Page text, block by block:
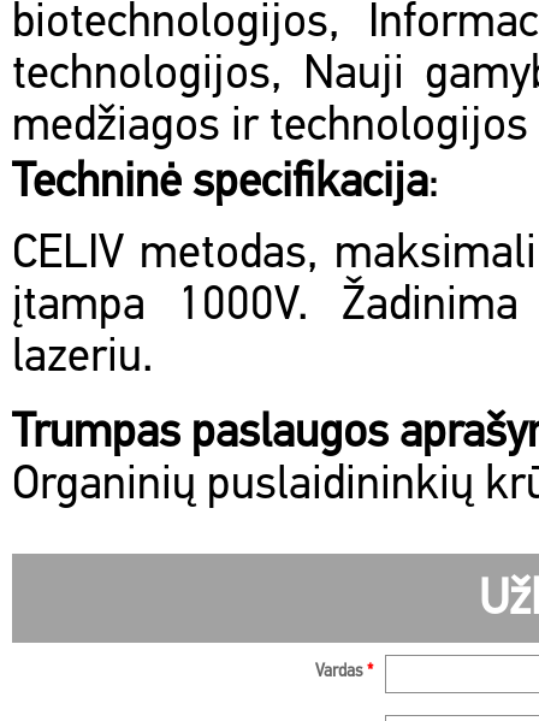
biotechnologijos,
technologijos, Nauji
medžiagos ir technologijos
Techninė specifikacija:
CELIV metodas,
įtampa 1000V.
lazeriu.
Trumpas paslaugos
Organinių puslaidininkių
Vardas *